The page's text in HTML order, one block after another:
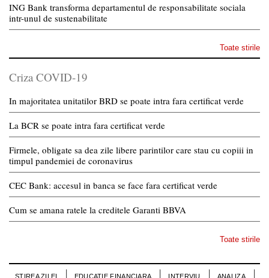
ING Bank transforma departamentul de responsabilitate sociala
intr-unul de sustenabilitate
Toate stirile
Criza COVID-19
In majoritatea unitatilor BRD se poate intra fara certificat verde
La BCR se poate intra fara certificat verde
Firmele, obligate sa dea zile libere parintilor care stau cu copiii in
timpul pandemiei de coronavirus
CEC Bank: accesul in banca se face fara certificat verde
Cum se amana ratele la creditele Garanti BBVA
Toate stirile
STIREA ZILEI EDUCATIE FINANCIARA INTERVIU ANALIZA